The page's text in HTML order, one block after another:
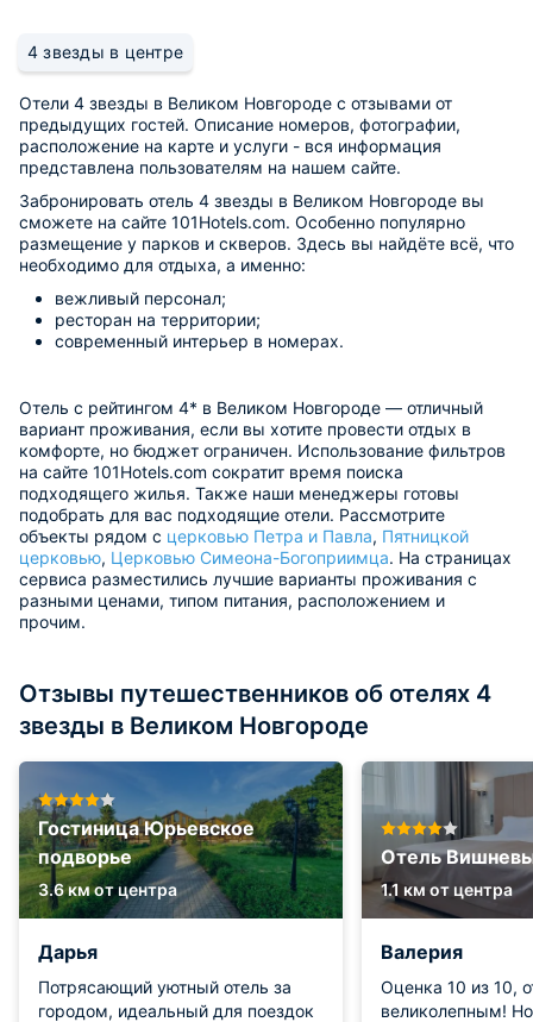
4 звезды в центре
Отели 4 звезды в Великом Новгороде с отзывами от
предыдущих гостей. Описание номеров, фотографии,
расположение на карте и услуги - вся информация
представлена пользователям на нашем сайте.
Забронировать отель 4 звезды в Великом Новгороде вы
сможете на сайте 101Hotels.com. Особенно популярно
размещение у парков и скверов. Здесь вы найдёте всё, что
необходимо для отдыха, а именно:
вежливый персонал;
ресторан на территории;
современный интерьер в номерах.
Отель с рейтингом 4* в Великом Новгороде — отличный
вариант проживания, если вы хотите провести отдых в
комфорте, но бюджет ограничен. Использование фильтров
на сайте 101Hotels.com сократит время поиска
подходящего жилья. Также наши менеджеры готовы
подобрать для вас подходящие отели. Рассмотрите
объекты рядом с церковью Петра и Павла, Пятницкой
церковью, Церковью Симеона-Богоприимца. На страницах
сервиса разместились лучшие варианты проживания с
разными ценами, типом питания, расположением и
прочим.
Отзывы путешественников об отелях 4
звезды в Великом Новгороде
Гостиница Юрьевское
подворье
3.6 км от центра
Дарья
Потрясающий уютный отель за
городом, идеальный для поездок
Отель
1.1 км от центра
Валерия
Оценка 10 из 10,
великолепным!